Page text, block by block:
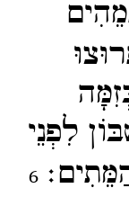
לִפְנֵי
6